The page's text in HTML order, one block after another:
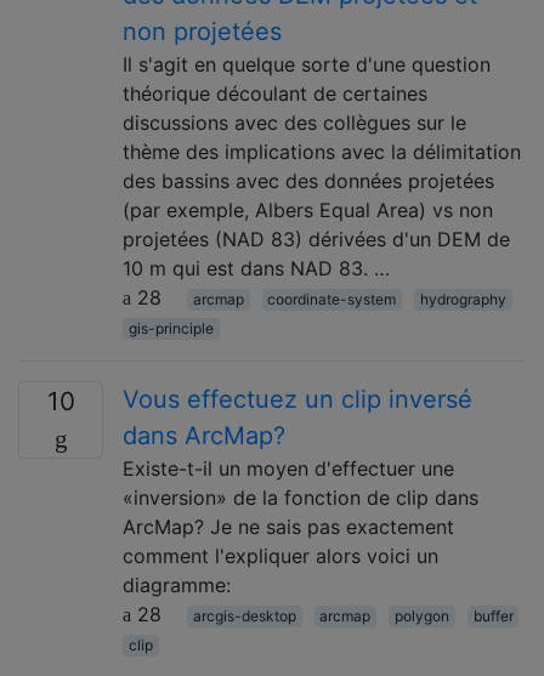
non projetées
Il s'agit en quelque sorte d'une question
théorique découlant de certaines
discussions avec des collègues sur le
thème des implications avec la délimitation
des bassins avec des données projetées
(par exemple, Albers Equal Area) vs non
projetées (NAD 83) dérivées d'un DEM de
10 m qui est dans NAD 83. …
28
arcmap coordinate-system
hydrography
gis-principle
10
Vous effectuez un clip inversé
dans ArcMap?
Existe-t-il un moyen d'effectuer une
«inversion» de la fonction de clip dans
ArcMap? Je ne sais pas exactement
comment l'expliquer alors voici un
diagramme:
28
arcgis-desktop arcmap polygon
buffer
clip